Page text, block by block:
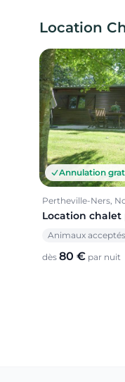
Location
Annulation
Pertheville-Ners,
Location chalet
Animaux acceptés
dès 80 € par nuit